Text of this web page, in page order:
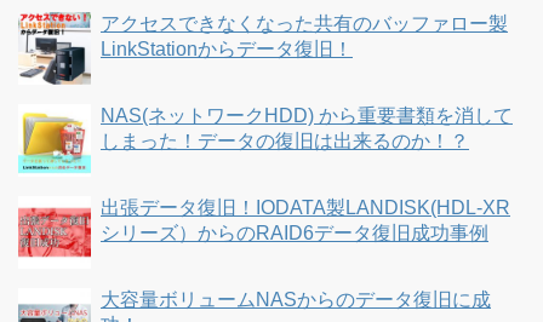
アクセスできなくなった共有のバッファロー製
LinkStationからデータ復旧！
NAS(ネットワークHDD) から重要書類を消して
しまった！データの復旧は出来るのか！？
出張データ復旧！IODATA製LANDISK(HDL-XR
シリーズ）からのRAID6データ復旧成功事例
大容量ボリュームNASからのデータ復旧に成